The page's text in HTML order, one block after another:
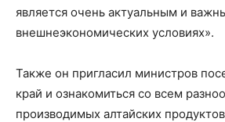
является очень актуальным и
внешнеэкономических условиях».
Также он пригласил министров
край и ознакомиться со всем
производимых алтайских